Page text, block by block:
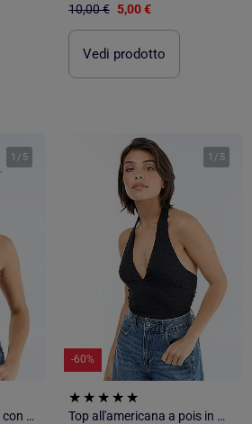
10,00 € 5,00 €
Vedi prodotto
1 / 5
Top a schiena scoperta con pizzo
1 / 5
-60%
Top all'americana a pois in maglia crinkle